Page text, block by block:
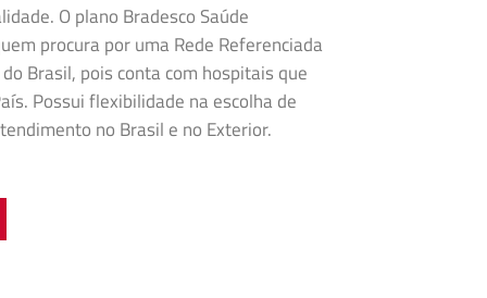
O plano Bradesco Saúde
procura por uma Rede Referenciada
Brasil, pois conta com hospitais que
Possui flexibilidade na escolha de
no Brasil e no Exterior.